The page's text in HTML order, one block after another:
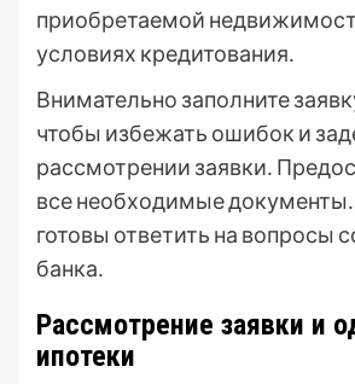
приобретаемой
условиях кредитования․
Внимательно заполните
чтобы избежать ошибок и
рассмотрении заявки․
все необходимые
готовы ответить на вопросы
банка․
Рассмотрение заявки и
ипотеки